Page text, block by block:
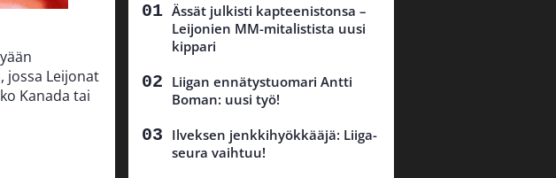
jossa Leijonat
Kanada tai
Ässät julkisti kapteenistonsa –
Leijonien MM-mitalistista uusi
kippari
Liigan ennätystuomari Antti
Boman: uusi työ!
Ilveksen jenkkihyökkääjä: Liiga-
seura vaihtuu!